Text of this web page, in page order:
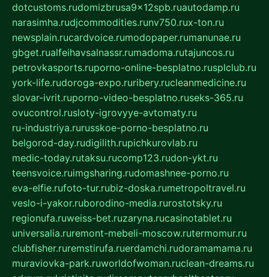
dotcustoms.rudomizbrusa9x12spb.ruautodamp.ru
narasimha.rudjcommodities.runv750.rux-ton.ru
newsplain.rucardvoice.rumodopaper.rumanunae.ru
gbget.rualfeihavsalnassr.rumadoma.rutajuncos.ru
petrovkasports.ruporno-online-besplatno.rusplclub.ru
york-life.rudoroga-expo.ruribery.rucleanmedicine.ru
slovar-ivrit.ruporno-video-besplatno.ruseks-365.ru
ovucontrol.rusloty-igrovyye-avtomaty.ru
ru-industriya.rurusskoe-porno-besplatno.ru
belgorod-day.rudigilith.rupichkurovlab.ru
medic-today.rutaksu.rucomp123.rudon-ykt.ru
teensvoice.ruimgsharing.rudomashnee-porno.ru
eva-elfie.rufoto-tur.rubiz-doska.rumetropoltravel.ru
veslo-i-yakor.ruborodino-media.rurostotsky.ru
regionufa.ruweiss-bet.ruzaryna.rucasinotablet.ru
universalia.ruremont-mebeli-moscow.rutermomur.ru
clubfisher.ruremstirufa.ruerdamchi.rudoramamama.ru
muraviovka-park.ruworldofwoman.ruclean-dreams.ru